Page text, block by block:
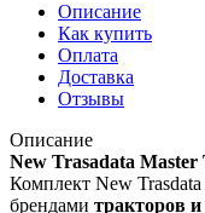
Описание
Как купить
Оплата
Доставка
Отзывы
Описание
New Trasadata
Комплект New
брендами тракторов и